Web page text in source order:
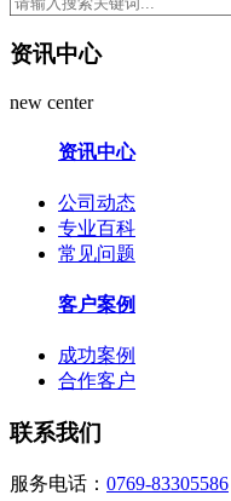
资讯中心
new center
资讯中心
公司动态
专业百科
常见问题
客户案例
成功案例
合作客户
联系我们
服务电话： 0769-83305586